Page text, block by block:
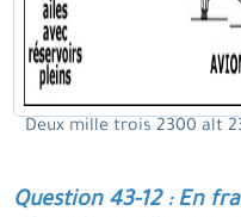
Deux mille trois 2300 alt
Question 43-12 : En